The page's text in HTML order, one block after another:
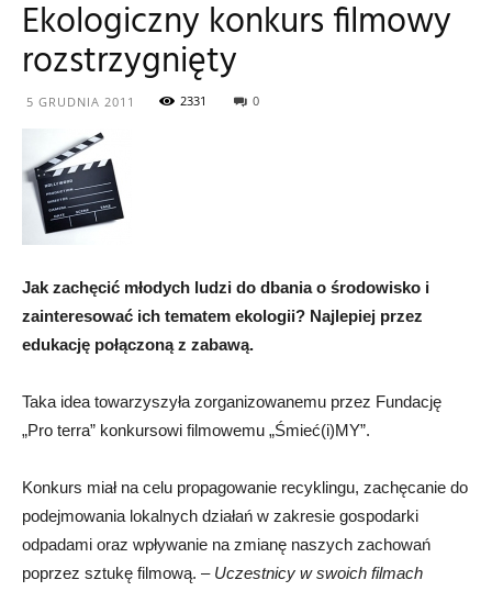
Ekologiczny konkurs filmowy
rozstrzygnięty
5 GRUDNIA 2011 2331 0
Jak zachęcić młodych ludzi do dbania o środowisko i
zainteresować ich tematem ekologii? Najlepiej przez
edukację połączoną z zabawą.
Taka idea towarzyszyła zorganizowanemu przez Fundację
„Pro terra” konkursowi filmowemu „Śmieć(i)MY”.
Konkurs miał na celu propagowanie recyklingu, zachęcanie do
podejmowania lokalnych działań w zakresie gospodarki
odpadami oraz wpływanie na zmianę naszych zachowań
poprzez sztukę filmową. – Uczestnicy w swoich filmach